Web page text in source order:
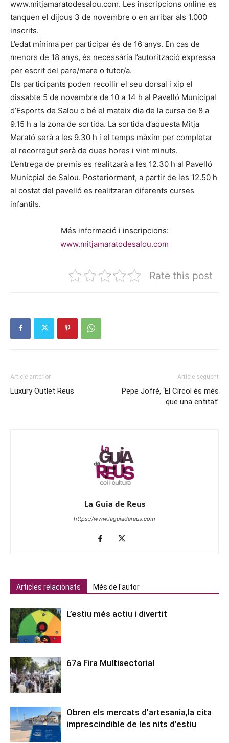
www.mitjamaratodesalou.com. Les inscripcions online es
tanquen el dijous 3 de novembre o en arribar als 1.000
inscrits.
L’edat mínima per participar és de 16 anys. En cas de
menors de 18 anys, és necessària l’autorització expressa
per escrit del pare/mare o tutor/a.
Els participants poden recollir el seu dorsal i xip el
dissabte 5 de novembre de 10 a 14 h al Pavelló Municipal
d’Esports de Salou o bé el mateix dia de la cursa de 8 a
9.15 h a la zona de sortida. La sortida d’aquesta Mitja
Marató serà a les 9.30 h i el temps màxim per completar
el recorregut serà de dues hores i vint minuts.
L’entrega de premis es realitzarà a les 12.30 h al Pavelló
Municpial de Salou. Posteriorment, a partir de les 12.50 h
al costat del pavelló es realitzaran diferents curses
infantils.
Més informació i inscripcions:
www.mitjamaratodesalou.com
Rate this post
Article anterior
Luxury Outlet Reus
Article següent
Pepe Jofré, ‘El Círcol és més
que una entitat’
La Guia de Reus
https://www.laguiadereus.com
Articles relacionats Més de l'autor
L’estiu més actiu i divertit
67a Fira Multisectorial
Obren els mercats d’artesania,la cita
imprescindible de les nits d’estiu